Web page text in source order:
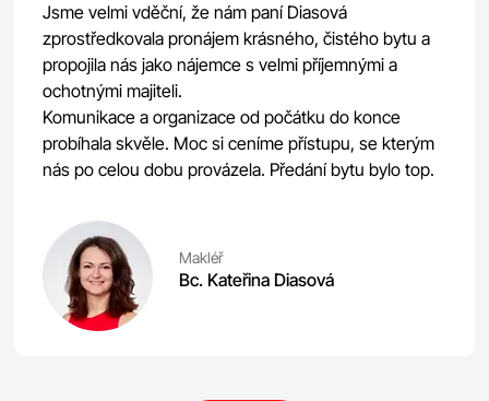
Jsme velmi vděční, že nám paní Diasová
zprostředkovala pronájem krásného, čistého bytu a
propojila nás jako nájemce s velmi příjemnými a
ochotnými majiteli.
Komunikace a organizace od počátku do konce
probíhala skvěle. Moc si ceníme přístupu, se kterým
nás po celou dobu provázela. Předání bytu bylo top.
Makléř
Bc. Kateřina Diasová